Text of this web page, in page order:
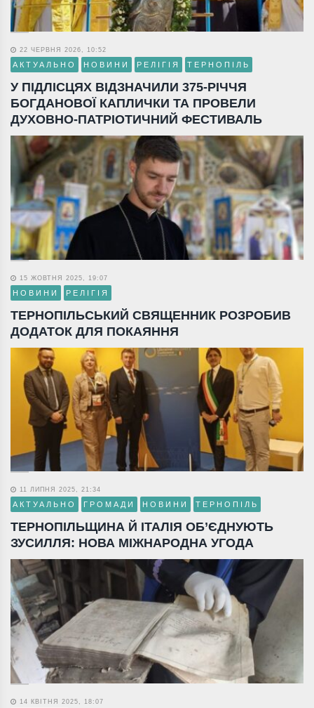
22 ЧЕРВНЯ 2026, 10:52
АКТУАЛЬНО НОВИНИ РЕЛІГІЯ ТЕРНОПІЛЬ
У ПІДЛІСЦЯХ ВІДЗНАЧИЛИ 375-РІЧЧЯ
БОГДАНОВОЇ КАПЛИЧКИ ТА ПРОВЕЛИ
ДУХОВНО-ПАТРІОТИЧНИЙ ФЕСТИВАЛЬ
15 ЖОВТНЯ 2025, 19:07
НОВИНИ РЕЛІГІЯ
ТЕРНОПІЛЬСЬКИЙ СВЯЩЕННИК РОЗРОБИВ
ДОДАТОК ДЛЯ ПОКАЯННЯ
11 ЛИПНЯ 2025, 21:34
АКТУАЛЬНО ГРОМАДИ НОВИНИ ТЕРНОПІЛЬ
ТЕРНОПІЛЬЩИНА Й ІТАЛІЯ ОБ’ЄДНУЮТЬ
ЗУСИЛЛЯ: НОВА МІЖНАРОДНА УГОДА
14 КВІТНЯ 2025, 18:07